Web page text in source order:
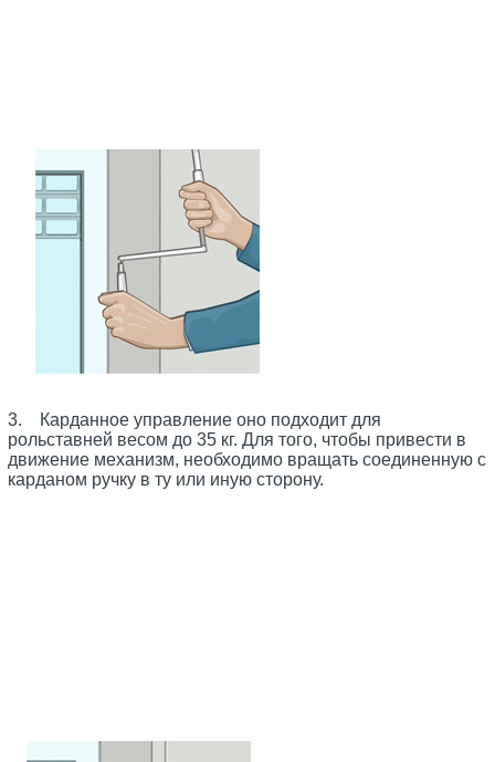
3. Карданное управление оно подходит для
рольставней весом до 35 кг. Для того, чтобы привести в
движение механизм, необходимо вращать соединенную с
карданом ручку в ту или иную сторону.